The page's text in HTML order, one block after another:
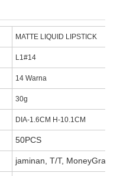
MATTE LIQUID LIPSTICK
L1#14
14 Warna
30g
DIA-1.6CM H-10.1CM
50PCS
jaminan, T/T, MoneyGram,